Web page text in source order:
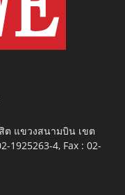
ต แขวงสนามบิน เขต
1925263-4, Fax : 02-